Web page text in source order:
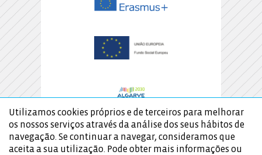
Utilizamos cookies próprios e de terceiros para melhorar
os nossos serviços através da análise dos seus hábitos de
navegação. Se continuar a navegar, consideramos que
aceita a sua utilização. Pode obter mais informações ou